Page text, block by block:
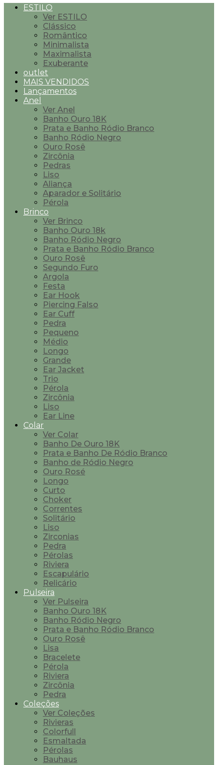
ESTILO
Ver ESTILO
Clássico
Romântico
Minimalista
Maximalista
Exuberante
outlet
MAIS VENDIDOS
Lançamentos
Anel
Ver Anel
Banho Ouro 18K
Prata e Banho Ródio Branco
Banho Ródio Negro
Ouro Rosê
Zircônia
Pedras
Liso
Aliança
Aparador e Solitário
Pérola
Brinco
Ver Brinco
Banho Ouro 18k
Banho Ródio Negro
Prata e Banho Ródio Branco
Ouro Rosê
Segundo Furo
Argola
Festa
Ear Hook
Piercing Falso
Ear Cuff
Pedra
Pequeno
Médio
Longo
Grande
Ear Jacket
Trio
Pérola
Zircônia
Liso
Ear Line
Colar
Ver Colar
Banho De Ouro 18K
Prata e Banho De Ródio Branco
Banho de Ródio Negro
Ouro Rosé
Longo
Curto
Choker
Correntes
Solitário
Liso
Zirconias
Pedra
Pérolas
Riviera
Escapulário
Relicário
Pulseira
Ver Pulseira
Banho Ouro 18K
Banho Ródio Negro
Prata e Banho Ródio Branco
Ouro Rosê
Lisa
Bracelete
Pérola
Riviera
Zircônia
Pedra
Coleções
Ver Coleções
Rivieras
Colorfull
Esmaltada
Pérolas
Bauhaus